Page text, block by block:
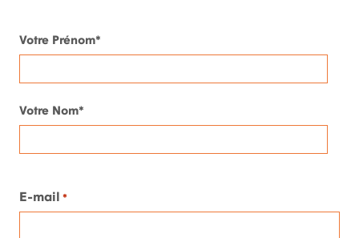
*
Votre Prénom*
Votre Nom*
E-mail *